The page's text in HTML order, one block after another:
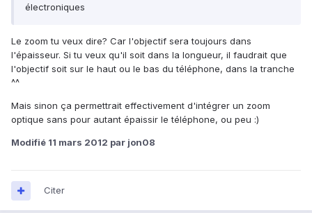
électroniques
Le zoom tu veux dire? Car l'objectif sera toujours dans
l'épaisseur. Si tu veux qu'il soit dans la longueur, il faudrait que
l'objectif soit sur le haut ou le bas du téléphone, dans la tranche
^^
Mais sinon ça permettrait effectivement d'intégrer un zoom
optique sans pour autant épaissir le téléphone, ou peu :)
Modifié 11 mars 2012 par jon08
Citer